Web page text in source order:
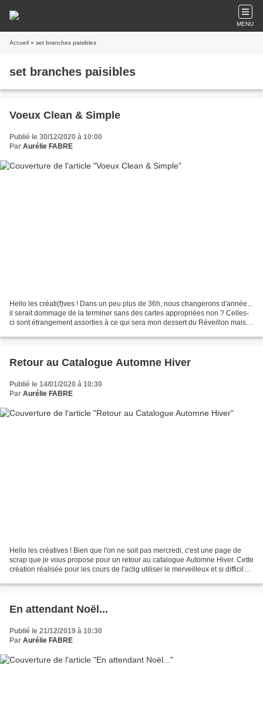
MENU
Accueil » set branches paisibles
set branches paisibles
Voeux Clean & Simple
Publié le 30/12/2020 à 10:00
Par Aurélie FABRE
Hello les créati(f)ves ! Dans un peu plus de 36h, nous changerons d'année...
il serait dommage de la terminer sans des cartes appropriées non ? Celles-
ci sont étrangement assorties à ce qui sera mon dessert du Réveillon mais
Retour au Catalogue Automne Hiver
Publié le 14/01/2020 à 10:30
Par Aurélie FABRE
Hello les créatives ! Bien que l'on ne soit pas mercredi, c'est une page de
scrap que je vous propose pour un retour au catalogue Automne Hiver. Cette
création réalisée pour les cours de l'aclig utiliser le merveilleux et si difficile à
En attendant Noël...
Publié le 21/12/2019 à 10:30
Par Aurélie FABRE